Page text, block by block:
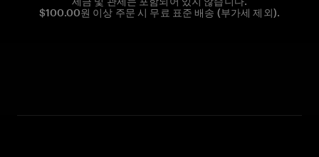
$100.00원 이상 주문 시 무료 표준 배송 (부가세 제외).